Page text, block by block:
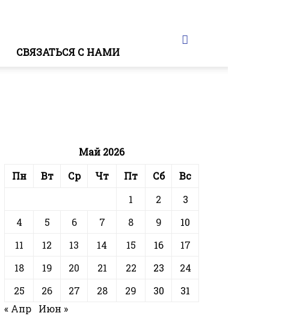
СВЯЗАТЬСЯ С НАМИ
Май 2026
Пн
Вт Ср Чт Пт Сб
Вс
1
2
3
4
5 6 7 8 9
10
11
12 13 14 15 16
17
18
19 20 21 22 23
24
25
26 27 28 29 30
31
« Апр
Июн »